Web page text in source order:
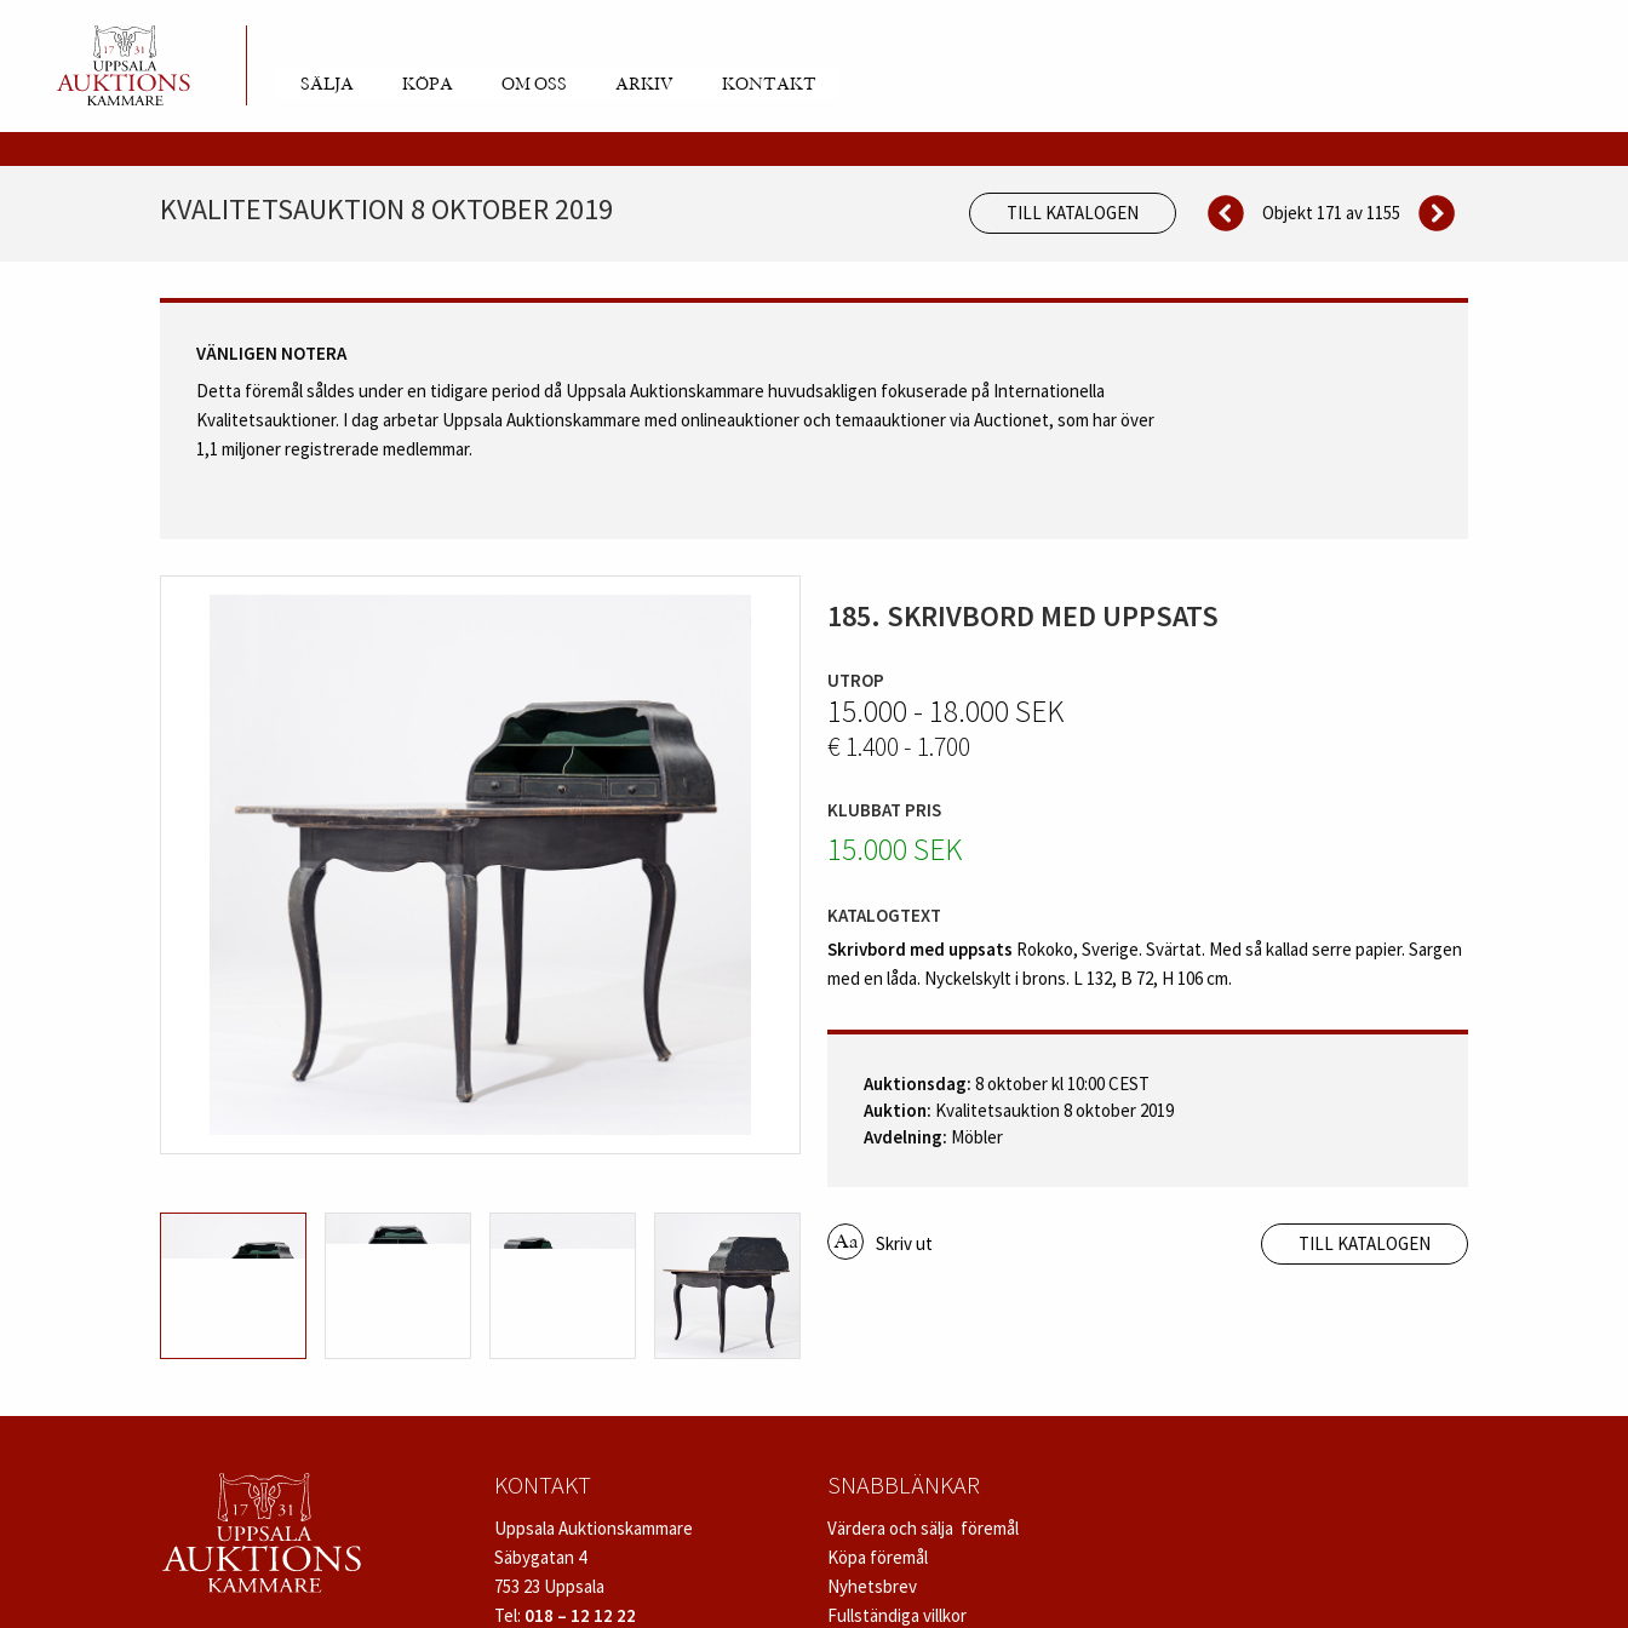
SÄLJA KÖPA OM OSS ARKIV KONTAKT
KVALITETSAUKTION 8 OKTOBER 2019 TILL KATALOGEN Objekt 171 av 1155
VÄNLIGEN NOTERA
Detta föremål såldes under en tidigare period då Uppsala Auktionskammare huvudsakligen fokuserade på Internationella
Kvalitetsauktioner. I dag arbetar Uppsala Auktionskammare med onlineauktioner och temaauktioner via Auctionet, som har över
1,1 miljoner registrerade medlemmar.
185. SKRIVBORD MED UPPSATS
UTROP
15.000 - 18.000 SEK
€ 1.400 - 1.700
KLUBBAT PRIS
15.000 SEK
KATALOGTEXT
Skrivbord med uppsats Rokoko, Sverige. Svärtat. Med så kallad serre papier. Sargen
med en låda. Nyckelskylt i brons. L 132, B 72, H 106 cm.
Auktionsdag: 8 oktober kl 10:00 CEST
Auktion: Kvalitetsauktion 8 oktober 2019
Avdelning: Möbler
Skriv ut TILL KATALOGEN
KONTAKT
Uppsala Auktionskammare
Säbygatan 4
753 23 Uppsala
Tel: 018 – 12 12 22
SNABBLÄNKAR
Värdera och sälja föremål
Köpa föremål
Nyhetsbrev
Fullständiga villkor